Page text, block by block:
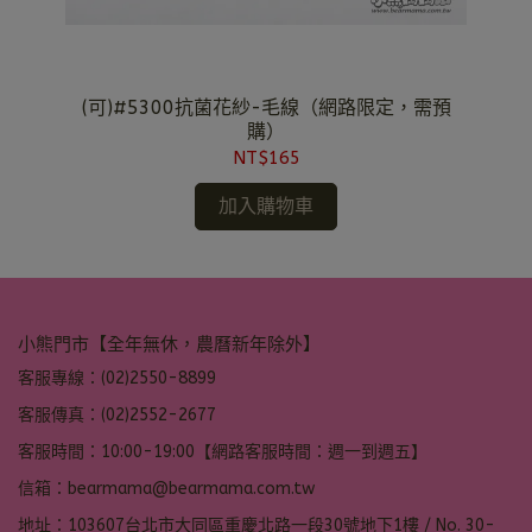
(可)#5300抗菌花紗-毛線（網路限定，需預
購）
NT$165
加入購物車
小熊門市【全年無休，農曆新年除外】
客服專線：(02)2550-8899
客服傳真：(02)2552-2677
客服時間：10:00-19:00【網路客服時間：週一到週五】
信箱：bearmama@bearmama.com.tw
地址：103607台北市大同區重慶北路一段30號地下1樓 / No. 30-